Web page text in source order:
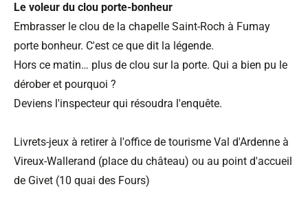
Le voleur du clou porte-bonheur
Embrasser le clou de la chapelle Saint-Roch à Fumay
porte bonheur. C'est ce que dit la légende.
Hors ce matin… plus de clou sur la porte. Qui a bien pu le
dérober et pourquoi ?
Deviens l'inspecteur qui résoudra l'enquête.
Livrets-jeux à retirer à l'office de tourisme Val d'Ardenne à
Vireux-Wallerand (place du château) ou au point d'accueil
de Givet (10 quai des Fours)